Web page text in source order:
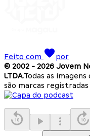
Feito com
por
© 2002 - 2026 Jovem
LTDA.Todas as
são marcas